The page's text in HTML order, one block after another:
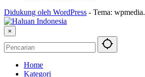
Didukung oleh WordPress - Tema: wpmedia.
×
Home
Kategori